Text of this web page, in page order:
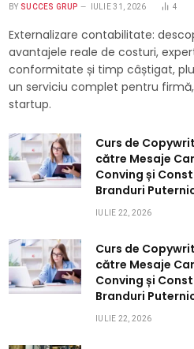
BY SUCCES GRUP IULIE 31, 2026 4
Externalizare contabilitate:
avantajele reale de costuri,
conformitate și timp câștigat,
un serviciu complet pentru firmă,
startup.
Curs de
către Mesaje
Conving și
Branduri
IULIE 22, 2026
Curs de
către Mesaje
Conving și
Branduri
IULIE 22, 2026